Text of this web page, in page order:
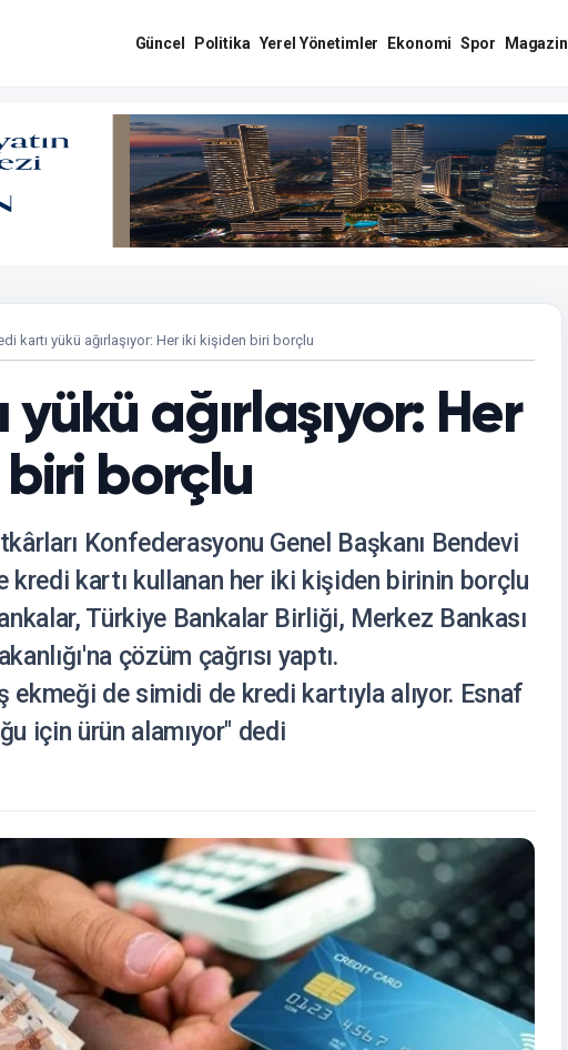
Güncel Politika Yerel Yönetimler Ekonomi Spor Magazin
kartı yükü ağırlaşıyor: Her iki kişiden biri borçlu
yükü ağırlaşıyor: Her
borçlu
Konfederasyonu Genel Başkanı Bendevi
kredi kartı kullanan her iki kişiden birinin borçlu
Türkiye Bankalar Birliği, Merkez Bankası
çözüm çağrısı yaptı.
ekmeği de simidi de kredi kartıyla alıyor. Esnaf
için ürün alamıyor" dedi